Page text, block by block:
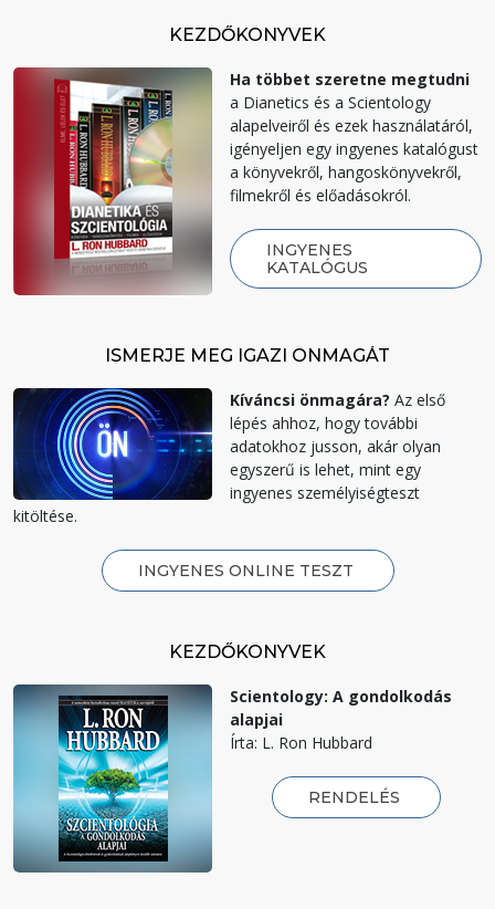
KEZDŐKÖNYVEK
Ha többet szeretne megtudni
a Dianetics és a Scientology
alapelveiről és ezek használatáról,
igényeljen egy ingyenes katalógust
a könyvekről, hangoskönyvekről,
filmekről és előadásokról.
INGYENES
KATALÓGUS
ISMERJE MEG IGAZI ÖNMAGÁT
Kíváncsi önmagára? Az első
lépés ahhoz, hogy további
adatokhoz jusson, akár olyan
egyszerű is lehet, mint egy
ingyenes személyiségteszt
kitöltése.
INGYENES ONLINE TESZT
KEZDŐKÖNYVEK
Scientology: A gondolkodás
alapjai
Írta: L. Ron Hubbard
RENDELÉS